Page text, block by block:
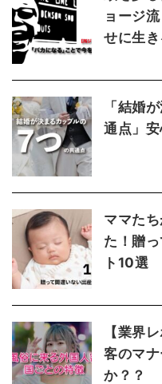
ョージ
せに生き
「結婚
通点」安
ママた
た！贈
ト10選
【業界
客のマ
か？？